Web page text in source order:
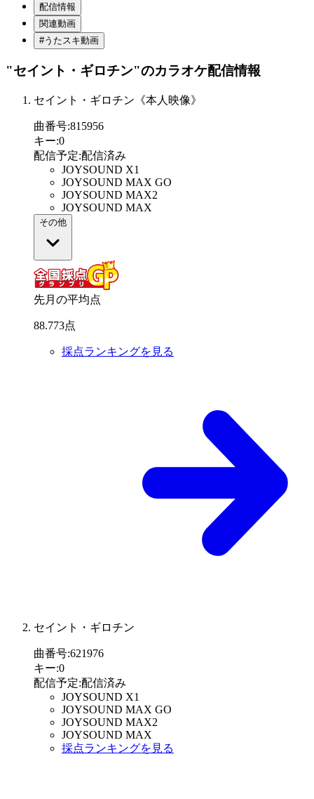
配信情報
関連動画
#うたスキ動画
"セイント・ギロチン"のカラオケ配信情報
セイント・ギロチン《本人映像》
曲番号:815956
キー:0
配信予定:配信済み
JOYSOUND X1
JOYSOUND MAX GO
JOYSOUND MAX2
JOYSOUND MAX
その他
先月の平均点
88.773点
採点ランキングを見る
セイント・ギロチン
曲番号:621976
キー:0
配信予定:配信済み
JOYSOUND X1
JOYSOUND MAX GO
JOYSOUND MAX2
JOYSOUND MAX
採点ランキングを見る